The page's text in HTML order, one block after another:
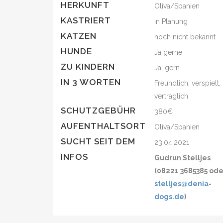
HERKUNFT Oliva/Spanien
KASTRIERT in Planung
KATZEN noch nicht bekannt
HUNDE Ja gerne
ZU KINDERN Ja, gern
IN 3 WORTEN
Freundlich, verspielt,
verträglich
SCHUTZGEBÜHR 380€
AUFENTHALTSORT Oliva/Spanien
SUCHT SEIT DEM 23.04.2021
INFOS
Gudrun Stelljes
(08221 3685385
stelljes@denia-
dogs.de)